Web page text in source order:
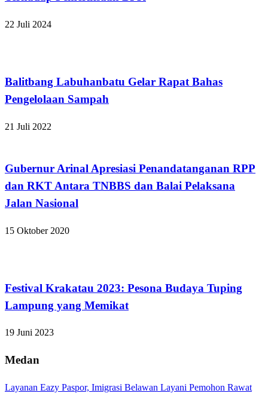
22 Juli 2024
Balitbang Labuhanbatu Gelar Rapat Bahas
Pengelolaan Sampah
21 Juli 2022
Gubernur Arinal Apresiasi Penandatanganan RPP
dan RKT Antara TNBBS dan Balai Pelaksana
Jalan Nasional
15 Oktober 2020
Festival Krakatau 2023: Pesona Budaya Tuping
Lampung yang Memikat
19 Juni 2023
Medan
Layanan Eazy Paspor, Imigrasi Belawan Layani Pemohon Rawat